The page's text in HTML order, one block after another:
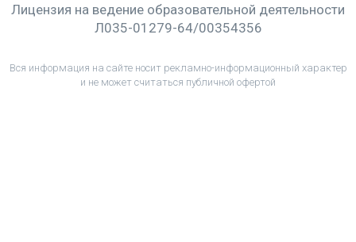
Лицензия на ведение образовательной деятельности
Л035-01279-64/00354356
Вся информация на сайте носит рекламно-информационный характер
и не может считаться публичной офертой